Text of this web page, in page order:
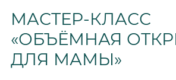
МАСТЕР-КЛАСС
«ОБЪЁМНАЯ
ДЛЯ МАМЫ»